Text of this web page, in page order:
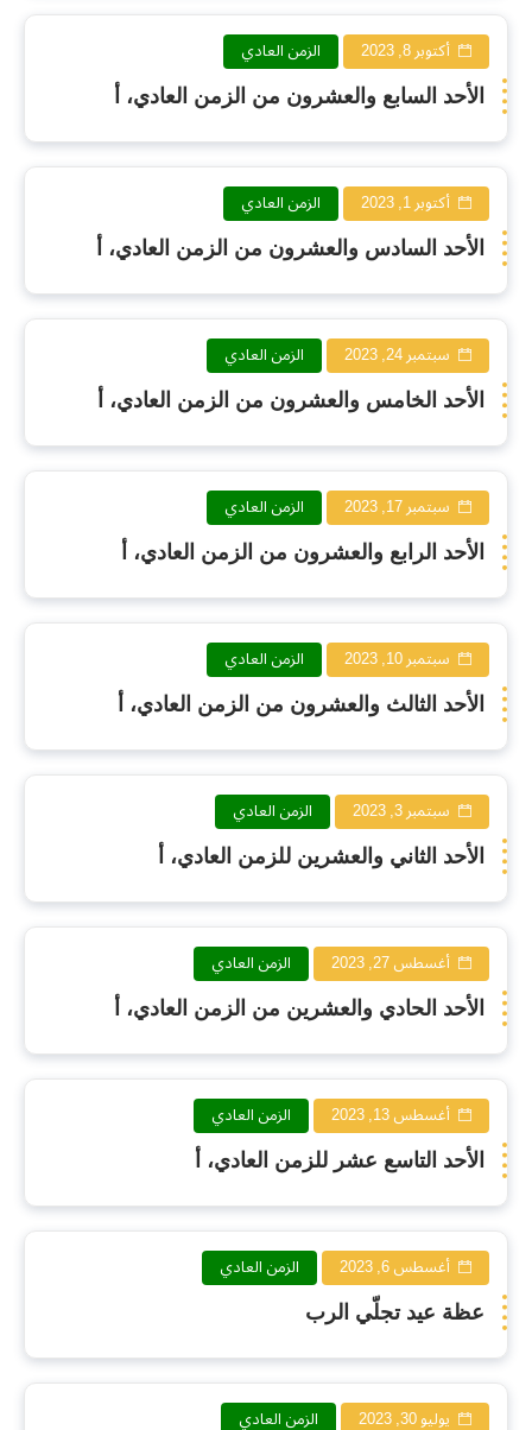
أكتوبر 8, 2023 الزمن العادي
الأحد السابع والعشرون من الزمن العادي، أ
أكتوبر 1, 2023 الزمن العادي
الأحد السادس والعشرون من الزمن العادي، أ
سبتمبر 24, 2023 الزمن العادي
الأحد الخامس والعشرون من الزمن العادي، أ
سبتمبر 17, 2023 الزمن العادي
الأحد الرابع والعشرون من الزمن العادي، أ
سبتمبر 10, 2023 الزمن العادي
الأحد الثالث والعشرون من الزمن العادي، أ
سبتمبر 3, 2023 الزمن العادي
الأحد الثاني والعشرين للزمن العادي، أ
أغسطس 27, 2023 الزمن العادي
الأحد الحادي والعشرين من الزمن العادي، أ
أغسطس 13, 2023 الزمن العادي
الأحد التاسع عشر للزمن العادي، أ
أغسطس 6, 2023 الزمن العادي
عظة عيد تجلّي الرب
يوليو 30, 2023 الزمن العادي